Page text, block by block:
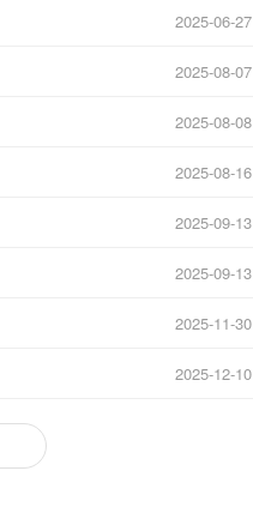
2025-06-27
2025-08-07
2025-08-08
2025-08-16
2025-09-13
2025-09-13
2025-11-30
2025-12-10